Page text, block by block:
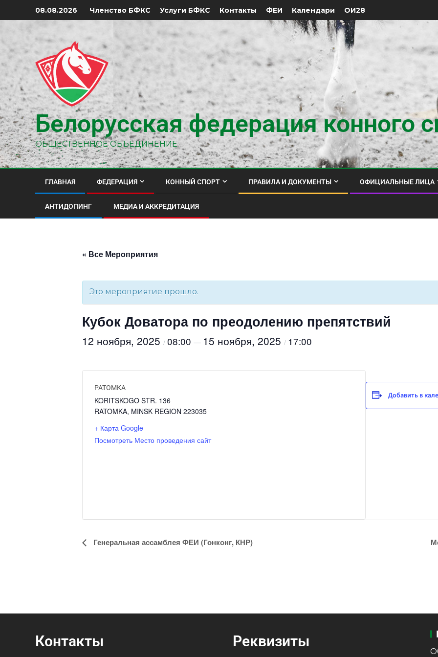
08.08.2026 Членство БФКС Услуги БФКС Контакты ФЕИ Календари ОИ28
Белорусская федерация конного
ОБЩЕСТВЕННОЕ ОБЪЕДИНЕНИЕ
ГЛАВНАЯ ФЕДЕРАЦИЯ КОННЫЙ СПОРТ ПРАВИЛА И ДОКУМЕНТЫ ОФИЦИАЛЬНЫЕ ЛИЦА
АНТИДОПИНГ МЕДИА И АККРЕДИТАЦИЯ
« Все Мероприятия
Это мероприятие прошло.
Кубок Доватора по преодолению препятствий
12 ноября, 2025 /08:00 — 15 ноября, 2025 / 17:00
РАТОМКА
KORITSKOGO STR. 136
RATOMKA, MINSK REGION 223035
+ Карта Google
Посмотреть Место проведения сайт
Добавить в
Навигация
Генеральная ассамблея ФЕИ (Гонконг, КНР)
Контакты Реквизиты